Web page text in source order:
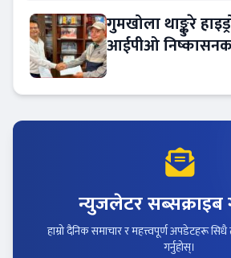
गुमखोला थाङ्कुरे
आईपीओ
न्युजलेटर सब्सक्राइब
हाम्रो दैनिक समाचार र महत्त्वपूर्ण अपडेटहरू सिधै
गर्नुहोस्।